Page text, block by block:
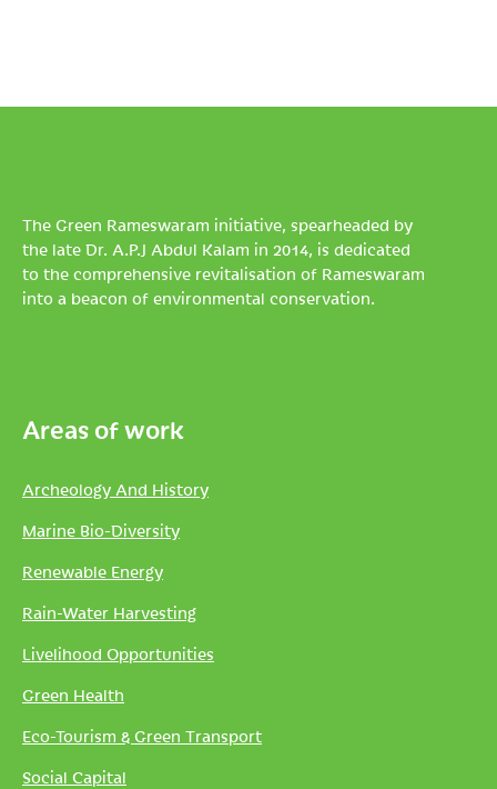
The Green Rameswaram initiative, spearheaded by
the late Dr. A.P.J Abdul Kalam in 2014, is dedicated
to the comprehensive revitalisation of Rameswaram
into a beacon of environmental conservation.
Areas of work
Archeology And History
Marine Bio-Diversity
Renewable Energy
Rain-Water Harvesting
Livelihood Opportunities
Green Health
Eco-Tourism & Green Transport
Social Capital